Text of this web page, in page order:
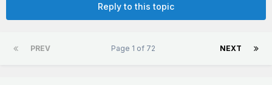
Reply to this topic
PREV NEXT
Page 1 of 72